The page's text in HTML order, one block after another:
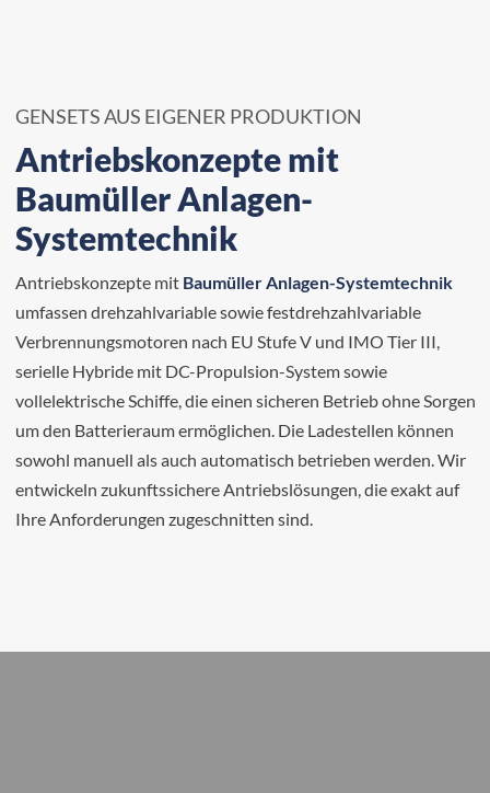
GENSETS AUS EIGENER PRODUKTION
Antriebskonzepte mit
Baumüller Anlagen-
Systemtechnik
Antriebskonzepte mit Baumüller Anlagen-Systemtechnik
umfassen drehzahlvariable sowie festdrehzahlvariable
Verbrennungsmotoren nach EU Stufe V und IMO Tier III,
serielle Hybride mit DC-Propulsion-System sowie
vollelektrische Schiffe, die einen sicheren Betrieb ohne Sorgen
um den Batterieraum ermöglichen. Die Ladestellen können
sowohl manuell als auch automatisch betrieben werden. Wir
entwickeln zukunftssichere Antriebslösungen, die exakt auf
Ihre Anforderungen zugeschnitten sind.